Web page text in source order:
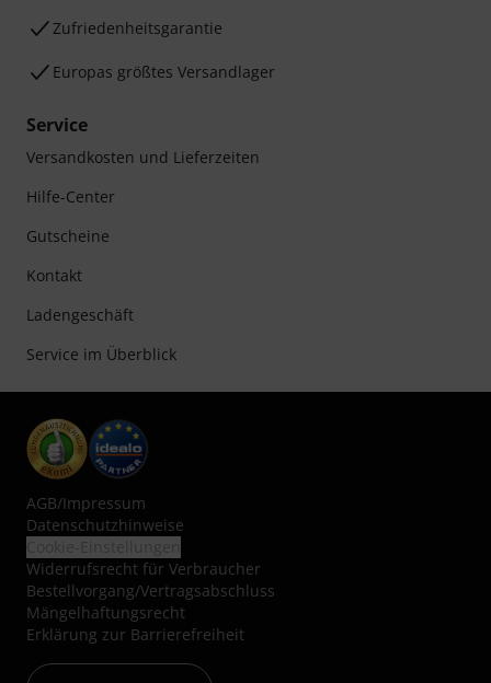
Zufriedenheitsgarantie
Europas größtes Versandlager
Service
Versandkosten und Lieferzeiten
Hilfe-Center
Gutscheine
Kontakt
Ladengeschäft
Service im Überblick
AGB/Impressum
Datenschutzhinweise
Widerrufsrecht für Verbraucher
Bestellvorgang/Vertragsabschluss
Mängelhaftungsrecht
Erklärung zur Barrierefreiheit